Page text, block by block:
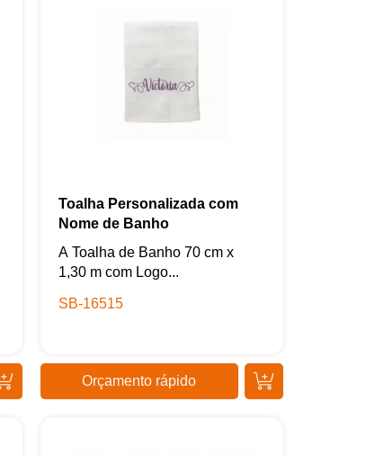
Toalha Personalizada com
Nome de Banho
A Toalha de Banho 70 cm x
1,30 m com Logo...
SB-16515
Orçamento rápido